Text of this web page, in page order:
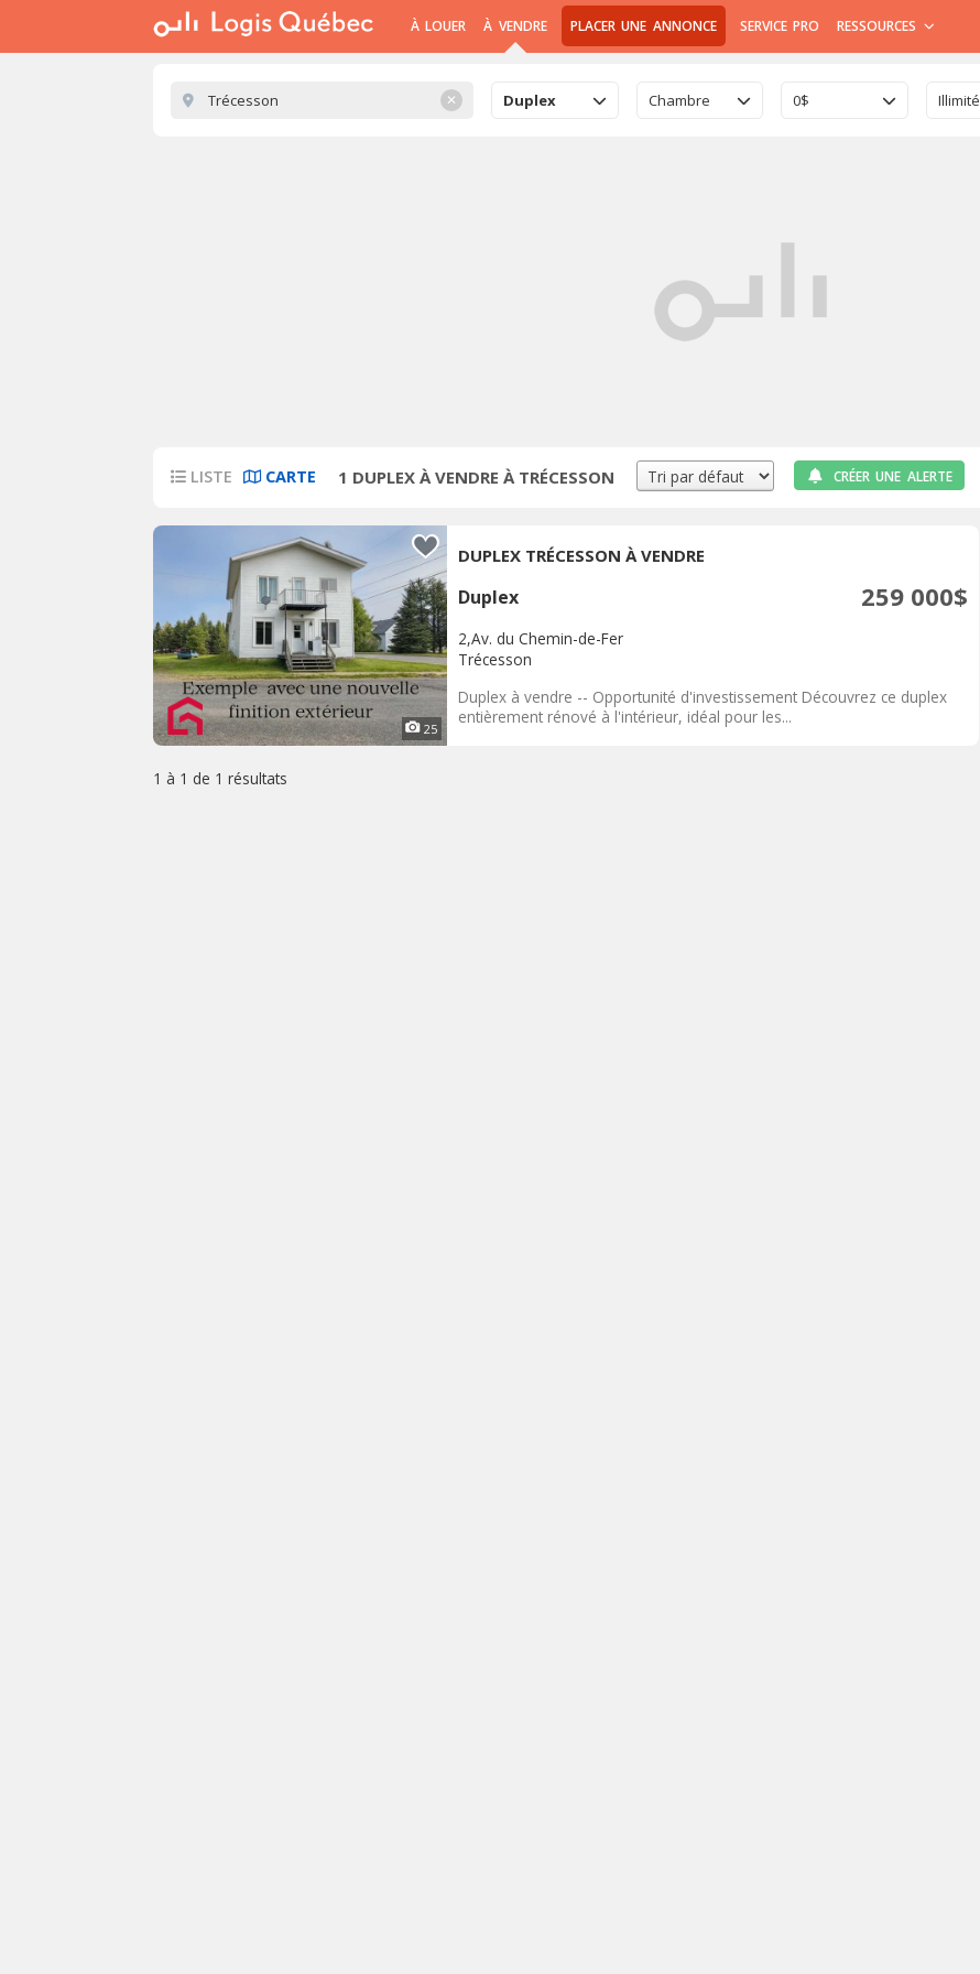
À LOUER À VENDRE PLACER UNE ANNONCE SERVICE PRO RESSOURCES
✕ Duplex Chambre 0$ Illimité
LISTE CARTE 1 DUPLEX À VENDRE À TRÉCESSON CRÉER UNE ALERTE
25
DUPLEX TRÉCESSON À VENDRE
Duplex 259 000$
2,Av. du Chemin-de-Fer
Trécesson
Duplex à vendre -- Opportunité d'investissement Découvrez ce duplex
entièrement rénové à l'intérieur, idéal pour les...
1 à 1 de 1 résultats